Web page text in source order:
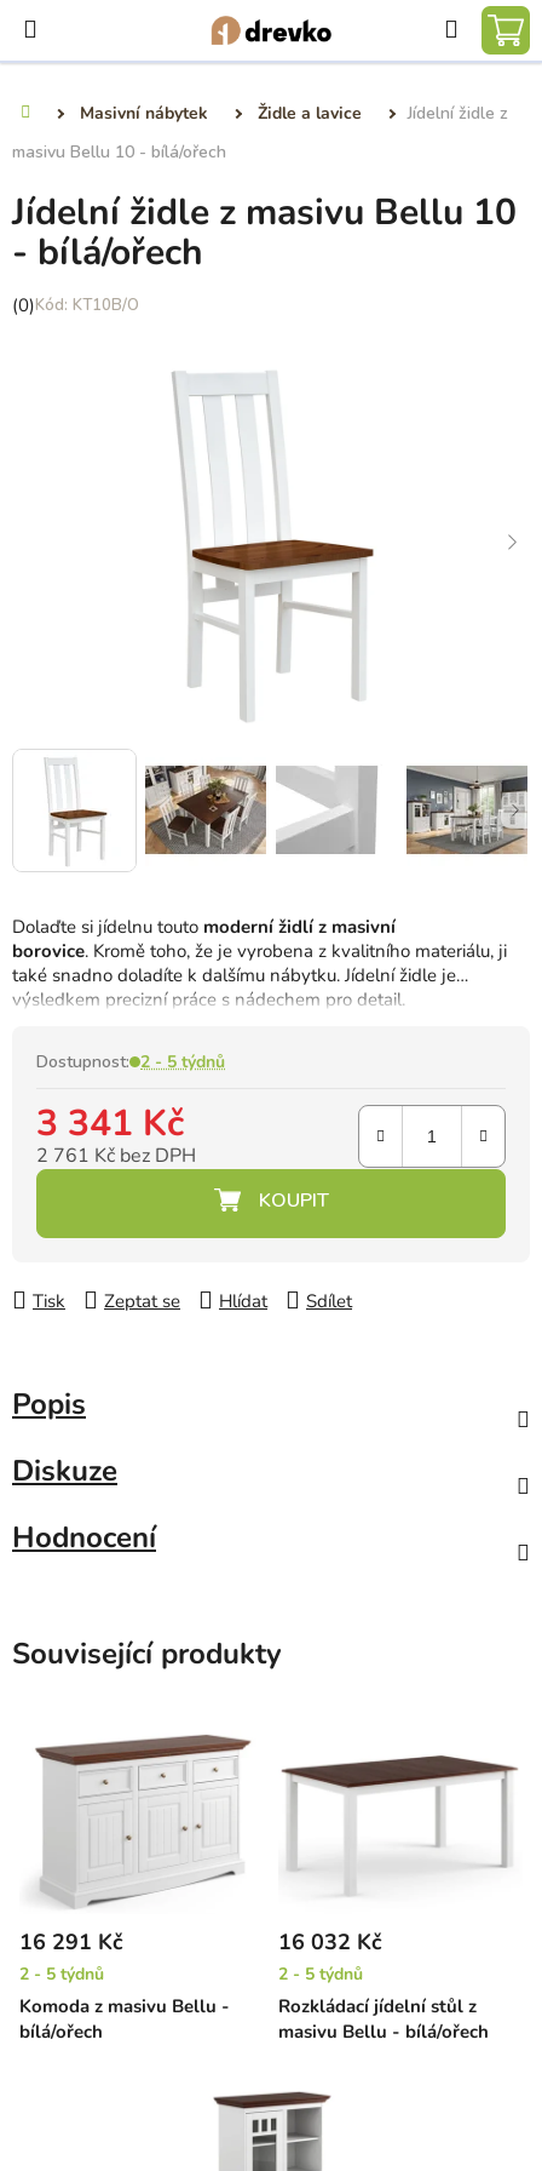
obsah
Hledat
Masivní nábytek Židle a lavice
Jídelní židle z
masivu Bellu 10 - bílá/ořech
Dolaďte si jídelnu touto moderní židlí z masivní
borovice. Kromě toho, že je vyrobena z kvalitního materiálu, ji
také snadno doladíte k dalšímu nábytku. Jídelní židle je
výsledkem precizní práce s nádechem pro detail.
Dostupnost: 2 - 5 týdnů
3 341 Kč
2 761 Kč bez DPH
Tisk Zeptat se Hlídat Sdílet
Jídelní židle z masivu Bellu 10
- bílá/ořech
Průměrné
(0) KT10B/O
Popis
Diskuze
Hodnocení
Související produkty
Komoda z masivu Bellu -
bílá/ořech
16 291 Kč
2 - 5 týdnů
Rozkládací jídelní stůl z
masivu Bellu - bílá/ořech
16 032 Kč
2 - 5 týdnů